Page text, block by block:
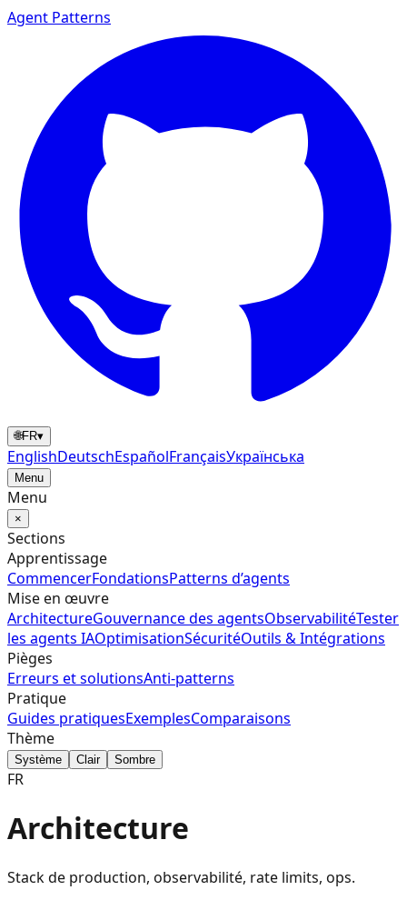
Agent Patterns
🌐FR▾
EnglishDeutschEspañolFrançaisУкраїнська
Menu
Menu
×
Sections
Apprentissage
CommencerFondationsPatterns d’agents
Mise en œuvre
ArchitectureGouvernance des agentsObservabilitéTester
les agents IAOptimisationSécuritéOutils & Intégrations
Pièges
Erreurs et solutionsAnti-patterns
Pratique
Guides pratiquesExemplesComparaisons
Thème
Système Clair Sombre
FR
Architecture
Stack de production, observabilité, rate limits, ops.